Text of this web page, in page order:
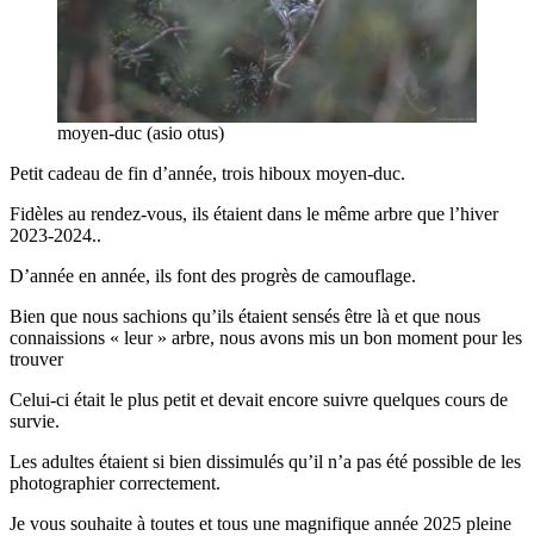
moyen-duc (asio otus)
Petit cadeau de fin d’année, trois hiboux moyen-duc.
Fidèles au rendez-vous, ils étaient dans le même arbre que l’hiver
2023-2024..
D’année en année, ils font des progrès de camouflage.
Bien que nous sachions qu’ils étaient sensés être là et que nous
connaissions « leur » arbre, nous avons mis un bon moment pour les
trouver
Celui-ci était le plus petit et devait encore suivre quelques cours de
survie.
Les adultes étaient si bien dissimulés qu’il n’a pas été possible de les
photographier correctement.
Je vous souhaite à toutes et tous une magnifique année 2025 pleine